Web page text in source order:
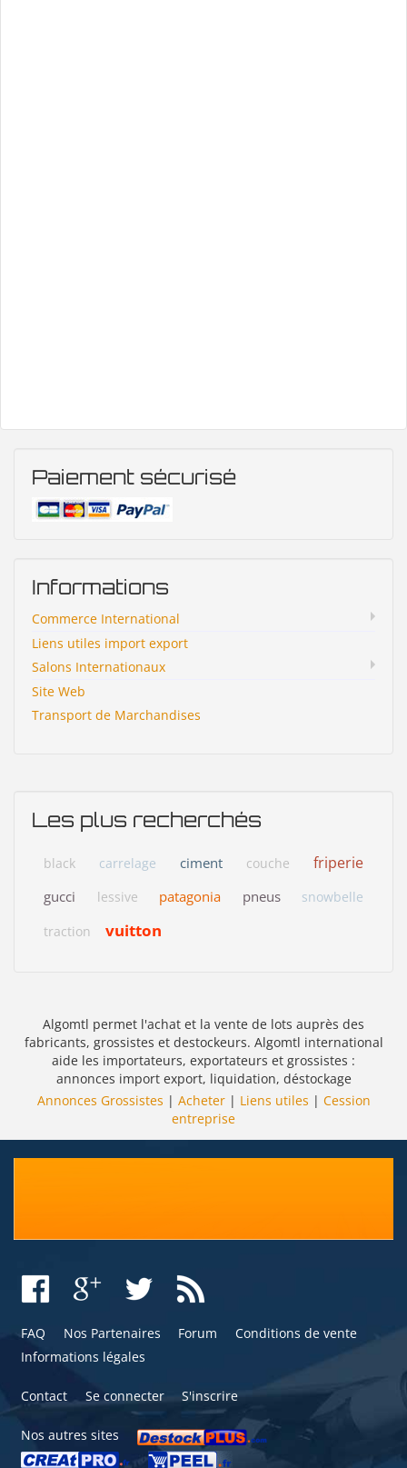
Paiement sécurisé
Informations
Commerce International
Liens utiles import export
Salons Internationaux
Site Web
Transport de Marchandises
Les plus recherchés
black carrelage ciment couche friperie
gucci lessive patagonia pneus
snowbelle
traction
vuitton
Algomtl permet l'achat et la vente de lots auprès des
fabricants, grossistes et destockeurs. Algomtl international
aide les importateurs, exportateurs et grossistes :
annonces import export, liquidation, déstockage
Annonces Grossistes | Acheter| Liens utiles | Cession
entreprise
FAQ Nos Partenaires Forum
Conditions de vente
Informations légales
Contact Se connecter S'inscrire
Nos autres sites